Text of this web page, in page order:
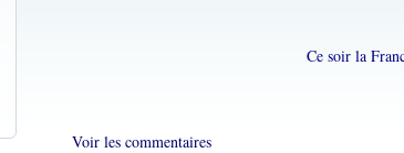
Ce soir la
Voir les commentaires